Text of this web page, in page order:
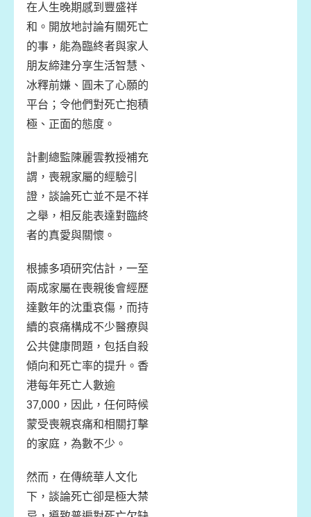
在人生晚期感到豐盛祥
和。開放地討論有關死亡
的事，能為臨終者與家人
朋友締建分享生活智慧、
冰釋前嫌、圓未了心願的
平台；令他們對死亡抱積
極、正面的態度。
計劃總監陳麗雲教授補充
謂，喪親家屬的經驗引
證，談論死亡並不是不祥
之舉，相反能表達對臨終
者的真愛與關懷。
根據多項研究估計，一至
兩成家屬在喪親後會經歷
達數年的沈重哀傷，而持
續的哀痛構成不少醫療與
公共健康問題，包括自殺
傾向和死亡率的提升。香
港每年死亡人數逾
37,000，因此，任何時候
蒙受喪親哀痛和相關打擊
的家庭，為數不少。
然而，在傳統華人文化
下，談論死亡卻是極大禁